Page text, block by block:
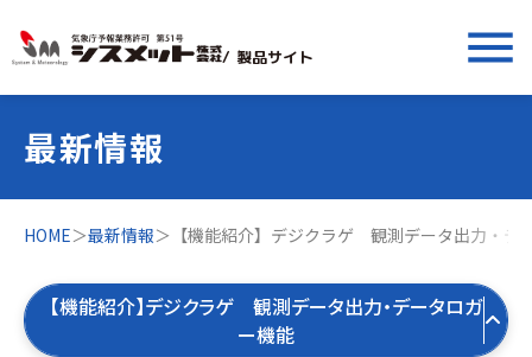
/ 製品サイト menu
最新情報
HOME＞最新情報＞ 【機能紹介】デジクラゲ 観測データ出力・デ
【機能紹介】デジクラゲ 観測データ出力・データロガ
ー機能